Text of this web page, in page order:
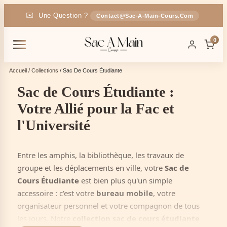
✉️ Une Question ? Contact@sac-A-Main-Cours.com
Livraison OFFERTE En France
🎁 -5% Code : SAC5
0
Accueil / Collections / Sac De Cours Étudiante
Sac de Cours Étudiante :
Votre Allié pour la Fac et
l'Université
Entre les amphis, la bibliothèque, les travaux de
groupe et les déplacements en ville, votre Sac de
Cours Étudiante est bien plus qu'un simple
accessoire : c'est votre bureau mobile, votre
organisateur personnel et votre compagnon de tous
les jours. Notre
collection sac de cours étudiante